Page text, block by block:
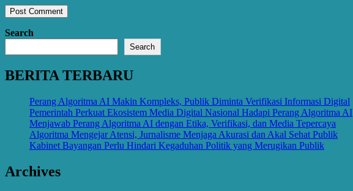
Search
Search
BERITA TERBARU
Perang Algoritma AI Makin Kompleks, Publik Diminta Verifikasi Informasi Digital
Pemerintah Perkuat Ekosistem Media Digital Nasional Hadapi Perang Algoritma AI
Menjawab Perang Algoritma AI dengan Etika, Verifikasi, dan Media Tepercaya
Algoritma Mengejar Atensi, Jurnalisme Menjaga Akurasi dan Akal Sehat Publik
Kabinet Bayangan Perlu Hindari Kegaduhan Politik yang Merugikan Publik
Archives